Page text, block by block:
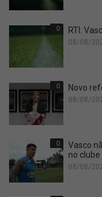
0 RTI:
08/08/
0 Novo
08/08/
0
Vasco
no clube
08/08/